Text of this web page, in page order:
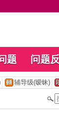
题 问题
辅导级(暧昧)